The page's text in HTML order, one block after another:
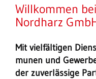
Willkommen
Nordharz
Mit vielfältigen
munen und
der zuverlässige